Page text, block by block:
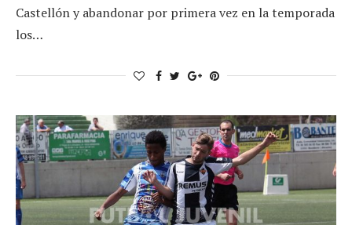
Castellón y abandonar por primera vez en la temporada
los…